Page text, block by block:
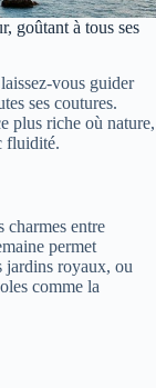
goûtant à tous ses
vous guider
ses coutures.
plus riche où nature,
fluidité.
charmes entre
permet
jardins royaux, ou
comme la